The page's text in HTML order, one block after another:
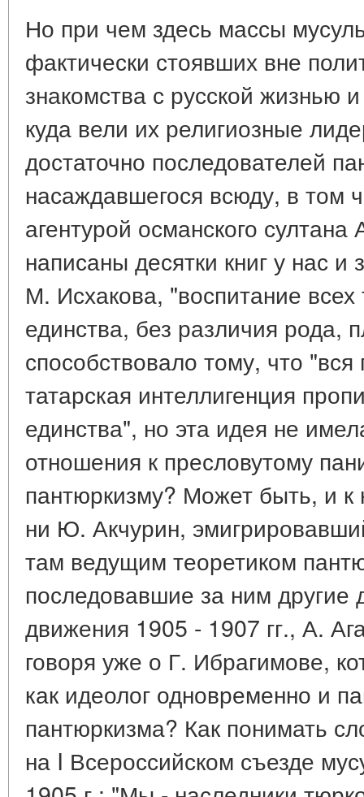
Но при чем здесь массы
фактически стоявших вне
знакомства с русской жизнью
куда вели их религиозные
достаточно последователей
насаждавшегося всюду, в том
агентурой османского
написаны десятки книг у нас
М. Исхакова, "воспитание
единства, без различия рода,
способствовало тому, что
татарская интеллигенция
единства", но эта идея не
отношения к пресловутому
пантюркизму? Может быть, и
ни Ю. Акчурин,
там ведущим теоретиком
последовавшие за ним другие
движения 1905 - 1907 гг., А.
говоря уже о Г. Ибрагимове,
как идеолог одновременно и
пантюркизма? Как понимать
на I Всероссийском съезде